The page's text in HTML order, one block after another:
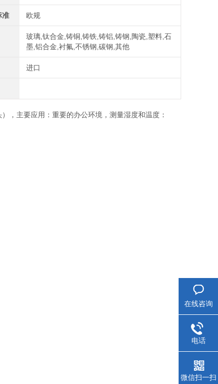
准 欧规
玻璃,钛合金,铸铜,铸铁,铸铝,铸钢,陶瓷,塑料,石
墨,铝合金,衬氟,不锈钢,碳钢,其他
进口
，主要应用：重要的办公环境，测量湿度和温度：
在线咨询
电话
微信扫一扫